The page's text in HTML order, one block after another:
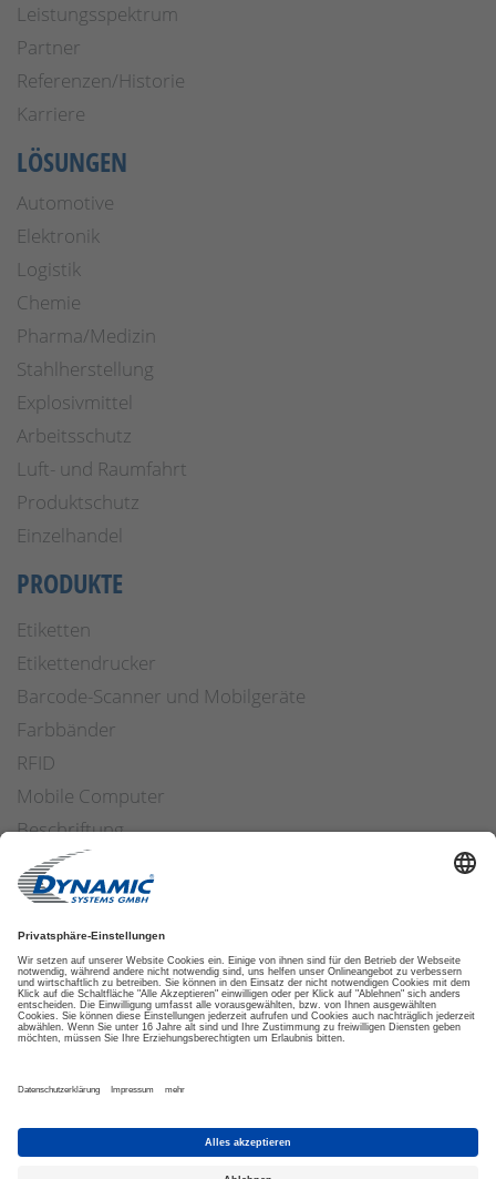
Leistungsspektrum
Partner
Referenzen/Historie
Karriere
LÖSUNGEN
Automotive
Elektronik
Logistik
Chemie
Pharma/Medizin
Stahlherstellung
Explosivmittel
Arbeitsschutz
Luft- und Raumfahrt
Produktschutz
Einzelhandel
PRODUKTE
Etiketten
Etikettendrucker
Barcode-Scanner und Mobilgeräte
Farbbänder
RFID
Mobile Computer
Beschriftung
Arbeitssicherheit
Applikatoren
Etiketten Software
ETIKETTENFINDER
DATENSCHUTZ IMPRESSUM
© 2026 DYNAMIC SYSTEMS GMBH